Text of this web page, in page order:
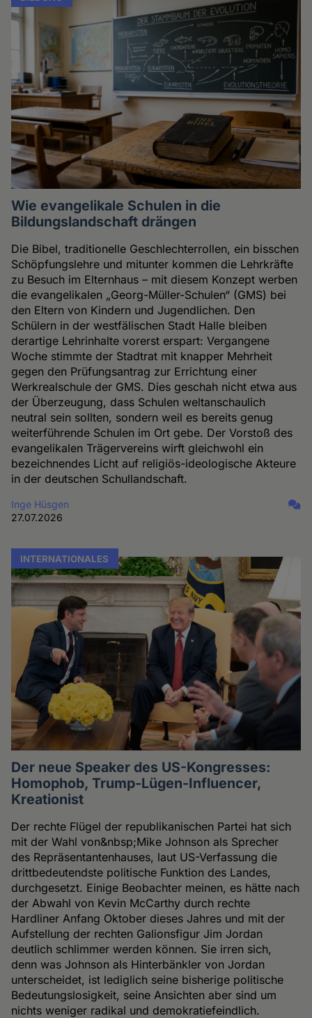
Wie evangelikale Schulen in die
Bildungslandschaft drängen
Die Bibel, traditionelle Geschlechterrollen, ein bisschen
Schöpfungslehre und mitunter kommen die Lehrkräfte
zu Besuch im Elternhaus – mit diesem Konzept werben
die evangelikalen „Georg-Müller-Schulen“ (GMS) bei
den Eltern von Kindern und Jugendlichen. Den
Schülern in der westfälischen Stadt Halle bleiben
derartige Lehrinhalte vorerst erspart: Vergangene
Woche stimmte der Stadtrat mit knapper Mehrheit
gegen den Prüfungsantrag zur Errichtung einer
Werkrealschule der GMS. Dies geschah nicht etwa aus
der Überzeugung, dass Schulen weltanschaulich
neutral sein sollten, sondern weil es bereits genug
weiterführende Schulen im Ort gebe. Der Vorstoß des
evangelikalen Trägervereins wirft gleichwohl ein
bezeichnendes Licht auf religiös-ideologische Akteure
in der deutschen Schullandschaft.
Inge Hüsgen
27.07.2026
INTERNATIONALES
Der neue Speaker des US-Kongresses:
Homophob, Trump-Lügen-Influencer,
Kreationist
Der rechte Flügel der republikanischen Partei hat sich
mit der Wahl von&nbsp;Mike Johnson als Sprecher
des Repräsentantenhauses, laut US-Verfassung die
drittbedeutendste politische Funktion des Landes,
durchgesetzt. Einige Beobachter meinen, es hätte nach
der Abwahl von Kevin McCarthy durch rechte
Hardliner Anfang Oktober dieses Jahres und mit der
Aufstellung der rechten Galionsfigur Jim Jordan
deutlich schlimmer werden können. Sie irren sich,
denn was Johnson als Hinterbänkler von Jordan
unterscheidet, ist lediglich seine bisherige politische
Bedeutungslosigkeit, seine Ansichten aber sind um
nichts weniger radikal und demokratiefeindlich.